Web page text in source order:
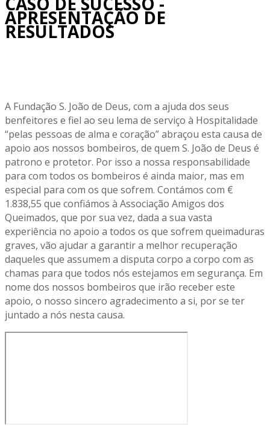
APRESENTAÇÃO DE
RESULTADOS
A Fundação S. João de Deus, com a ajuda dos seus
benfeitores e fiel ao seu lema de serviço à Hospitalidade
“pelas pessoas de alma e coração” abraçou esta causa de
apoio aos nossos bombeiros, de quem S. João de Deus é
patrono e protetor. Por isso a nossa responsabilidade
para com todos os bombeiros é ainda maior, mas em
especial para com os que sofrem. Contámos com €
1.838,55 que confiámos à Associação Amigos dos
Queimados, que por sua vez, dada a sua vasta
experiência no apoio a todos os que sofrem queimaduras
graves, vão ajudar a garantir a melhor recuperação
daqueles que assumem a disputa corpo a corpo com as
chamas para que todos nós estejamos em segurança. Em
nome dos nossos bombeiros que irão receber este
apoio, o nosso sincero agradecimento a si, por se ter
juntado a nós nesta causa.